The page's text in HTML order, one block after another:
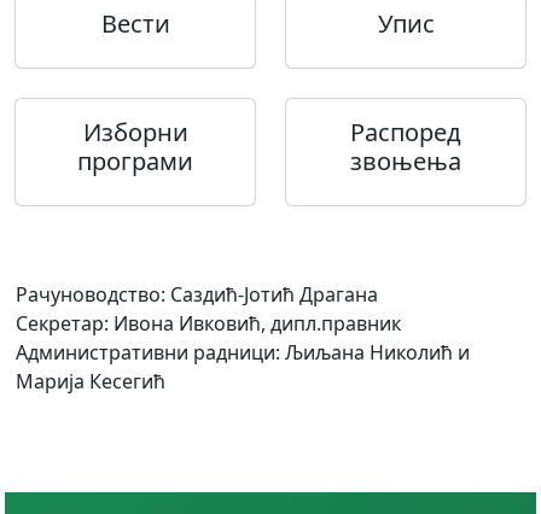
Вести Упис
Изборни
програми
Распоред
звоњења
Рачуноводство: Саздић-Јотић Драгана
Секретар: Ивона Ивковић, дипл.правник
Административни радници: Љиљана Николић и
Марија Кесегић